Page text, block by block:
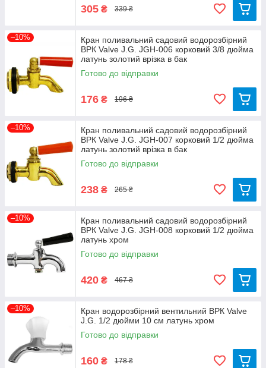
305 ₴ 339 ₴
–10%
Кран поливальний садовий водорозбірний
ВРК Valve J.G. JGH-006 корковий 3/8 дюйма
латунь золотий врізка в бак
Готово до відправки
176 ₴ 196 ₴
–10%
Кран поливальний садовий водорозбірний
ВРК Valve J.G. JGH-007 корковий 1/2 дюйма
латунь золотий врізка в бак
Готово до відправки
238 ₴ 265 ₴
–10%
Кран поливальний садовий водорозбірний
ВРК Valve J.G. JGH-008 корковий 1/2 дюйма
латунь хром
Готово до відправки
420 ₴ 467 ₴
–10%
Кран водорозбірний вентильний ВРК Valve
J.G. 1/2 дюйми 10 см латунь хром
Готово до відправки
160 ₴ 178 ₴